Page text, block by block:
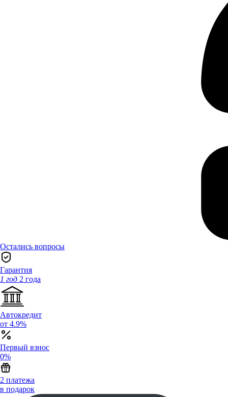
Остались вопросы
Гарантия
1 год 2 года
Автокредит
от 4.9%
Первый взнос
0%
2 платежа
в подарок